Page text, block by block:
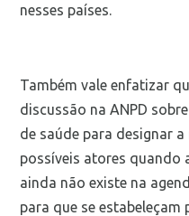
nesses países.
Também vale enfatizar
discussão na ANPD
de saúde para designar
possíveis atores quando
ainda não existe na
para que se estabeleçam